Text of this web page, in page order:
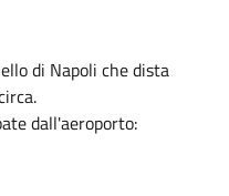
di Napoli che dista
dall'aeroporto: